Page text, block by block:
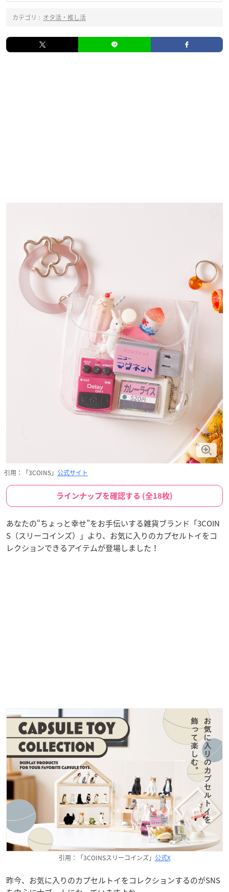
カテゴリ : オタ活・推し活
引用：「3COINS」 公式サイト
ラインナップを確認する (全18枚)
あなたの“ちょっと幸せ”をお手伝いする雑貨ブランド「3COIN
S（スリーコインズ）」より、お気に入りのカプセルトイをコ
レクションできるアイテムが登場しました！
引用：「3COINSスリーコインズ」 公式X
昨今、お気に入りのカプセルトイをコレクションするのがSNS